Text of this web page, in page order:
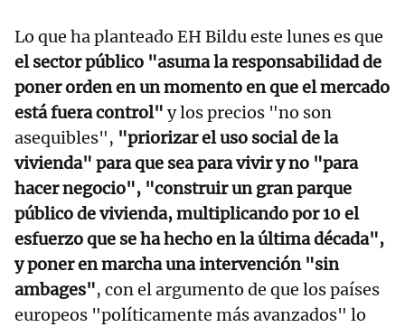
Lo que ha planteado EH Bildu este lunes es que
el sector público "asuma la responsabilidad de
poner orden en un momento en que el mercado
está fuera control" y los precios "no son
asequibles", "priorizar el uso social de la
vivienda" para que sea para vivir y no "para
hacer negocio", "construir un gran parque
público de vivienda, multiplicando por 10 el
esfuerzo que se ha hecho en la última década",
y poner en marcha una intervención "sin
ambages", con el argumento de que los países
europeos "políticamente más avanzados" lo